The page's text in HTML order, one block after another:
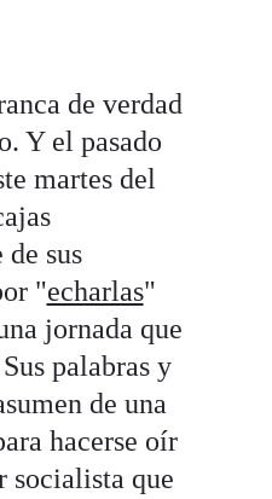
de verdad
Y el pasado
martes del
sus
"echarlas"
jornada que
palabras y
de una
hacerse oír
socialista que